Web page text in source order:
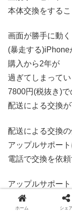
本体交換をするこ
画面が勝手に動く
(暴走する)iPhone
購入から2年が
過ぎてしまってい
7800円(税抜き)
配送による交換が
配送による交換の
アップルサポート
電話で交換を依
アップルサポート
0120-277-535
ホーム シェア